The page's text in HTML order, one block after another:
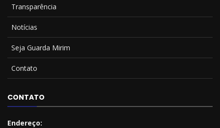
Transparência
Notícias
Seja Guarda Mirim
Contato
CONTATO
Endereço: